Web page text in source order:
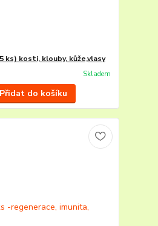
ks) kosti, klouby, kůže,vlasy
Skladem
Přidat do košíku